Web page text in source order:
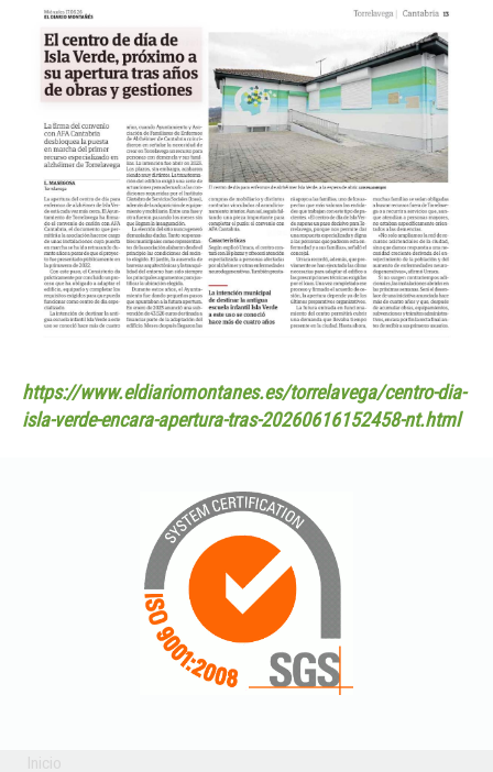
https://www.eldiariomontanes.es/torrelavega/centro-dia-
isla-verde-encara-apertura-tras-20260616152458-nt.html
Inicio